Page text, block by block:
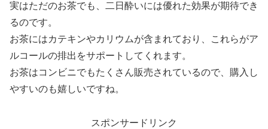
実はただのお茶でも、二日酔いには優れた効果が期待でき
るのです。
お茶にはカテキンやカリウムが含まれており、これらがア
ルコールの排出をサポートしてくれます。
お茶はコンビニでもたくさん販売されているので、購入し
やすいのも嬉しいですね。
スポンサードリンク